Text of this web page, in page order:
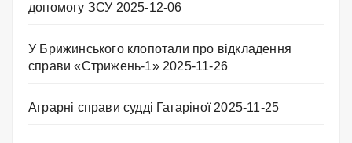
допомогу ЗСУ 2025-12-06
У Брижинського клопотали про відкладення
справи «Стрижень-1» 2025-11-26
Аграрні справи судді Гагаріної 2025-11-25